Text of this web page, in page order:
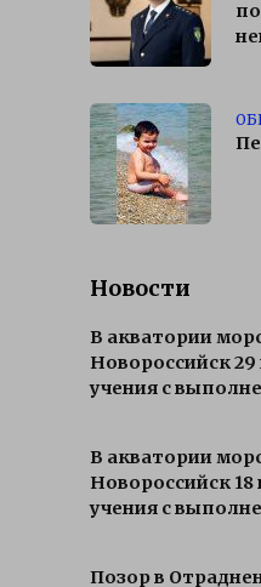
Новости
В акватории
Новороссийск
учения с
В акватории
Новороссийск
учения с
Позор в